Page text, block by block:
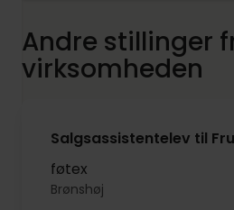
Andre stillinger
virksomheden
Salgsassistentelev til
føtex
Brønshøj